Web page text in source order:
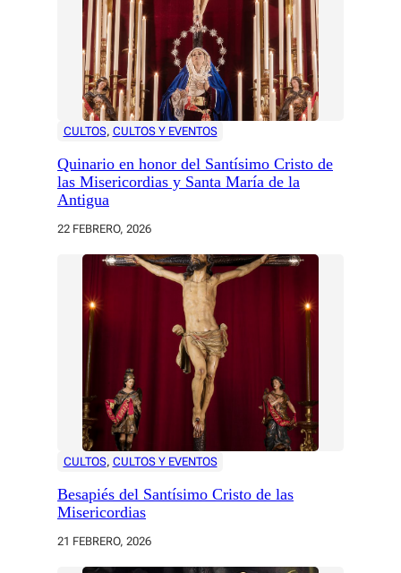
CULTOS, CULTOS Y EVENTOS
Quinario en honor del Santísimo Cristo de
las Misericordias y Santa María de la
Antigua
22 FEBRERO, 2026
CULTOS, CULTOS Y EVENTOS
Besapiés del Santísimo Cristo de las
Misericordias
21 FEBRERO, 2026